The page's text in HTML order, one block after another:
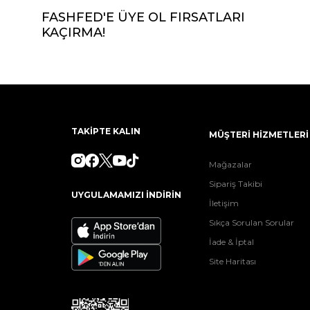
FASHFED'E ÜYE OL FIRSATLARI
KAÇIRMA!
TAKİPTE KALIN
UYGULAMAMIZI İNDİRİN
MÜŞTERİ HİZMETLERİ
Mağazalar
Sipariş Takibi
İletişim
Sıkça Sorulan Sorular
İade & İptal
Site Haritası